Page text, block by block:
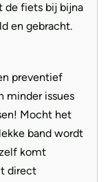
afstand,
snelheid en
de Kiox 300
route met
boordcomputer.
er een
nieuwe routes
de fiets bij bijna
en gebracht.
preventief
minder issues
Mocht het
band wordt
komt
direct